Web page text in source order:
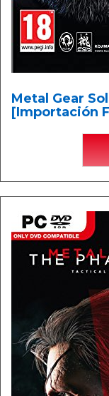
Metal Gear
[Importación